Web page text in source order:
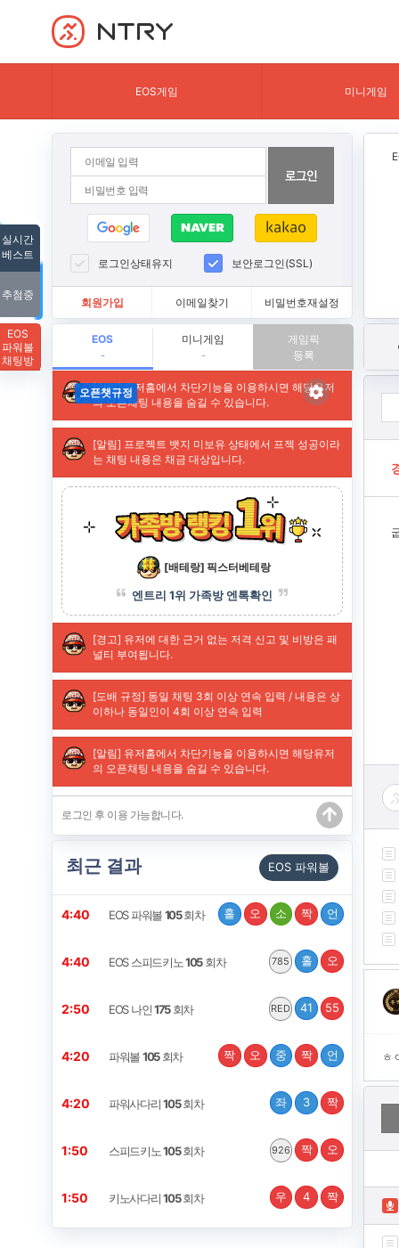
NTRY
EOS게임 미니게임
로그인상태유지 보안로그인(SSL)
회원가입 이메일찾기 비밀번호재설정
EOS
-
미니게임
-
게임픽
등록
최근 결과 EOS 파워볼
4:39 EOS 파워볼105회차 홀 오 소 짝 언
4:39 EOS 스피드키노105회차 785 홀 오
2:49 EOS 나인175회차 RED 41 55
4:19 파워볼105회차 짝 오 중 짝 언
4:19 파워사다리105회차 좌 3 짝
1:49 스피드키노105회차 926 짝 오
1:49 키노사다리105회차 우 4 짝
실시간
베스트
추첨중
EOS
파워볼
채팅방
ㅎ